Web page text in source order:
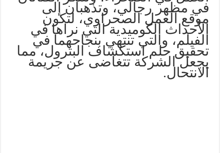
في مظهر رجالي، وتذهبان إلى
موقع العمل الصحراوي، لتكون
الأحداث الكوميدية التي نراها في
الفيلم، والتي تنتهي بنجاحهما في
تحقيق حلم استكشاف البترول، مما
يجعل الشركة تتغاضى عن جريمة
الانتحال.